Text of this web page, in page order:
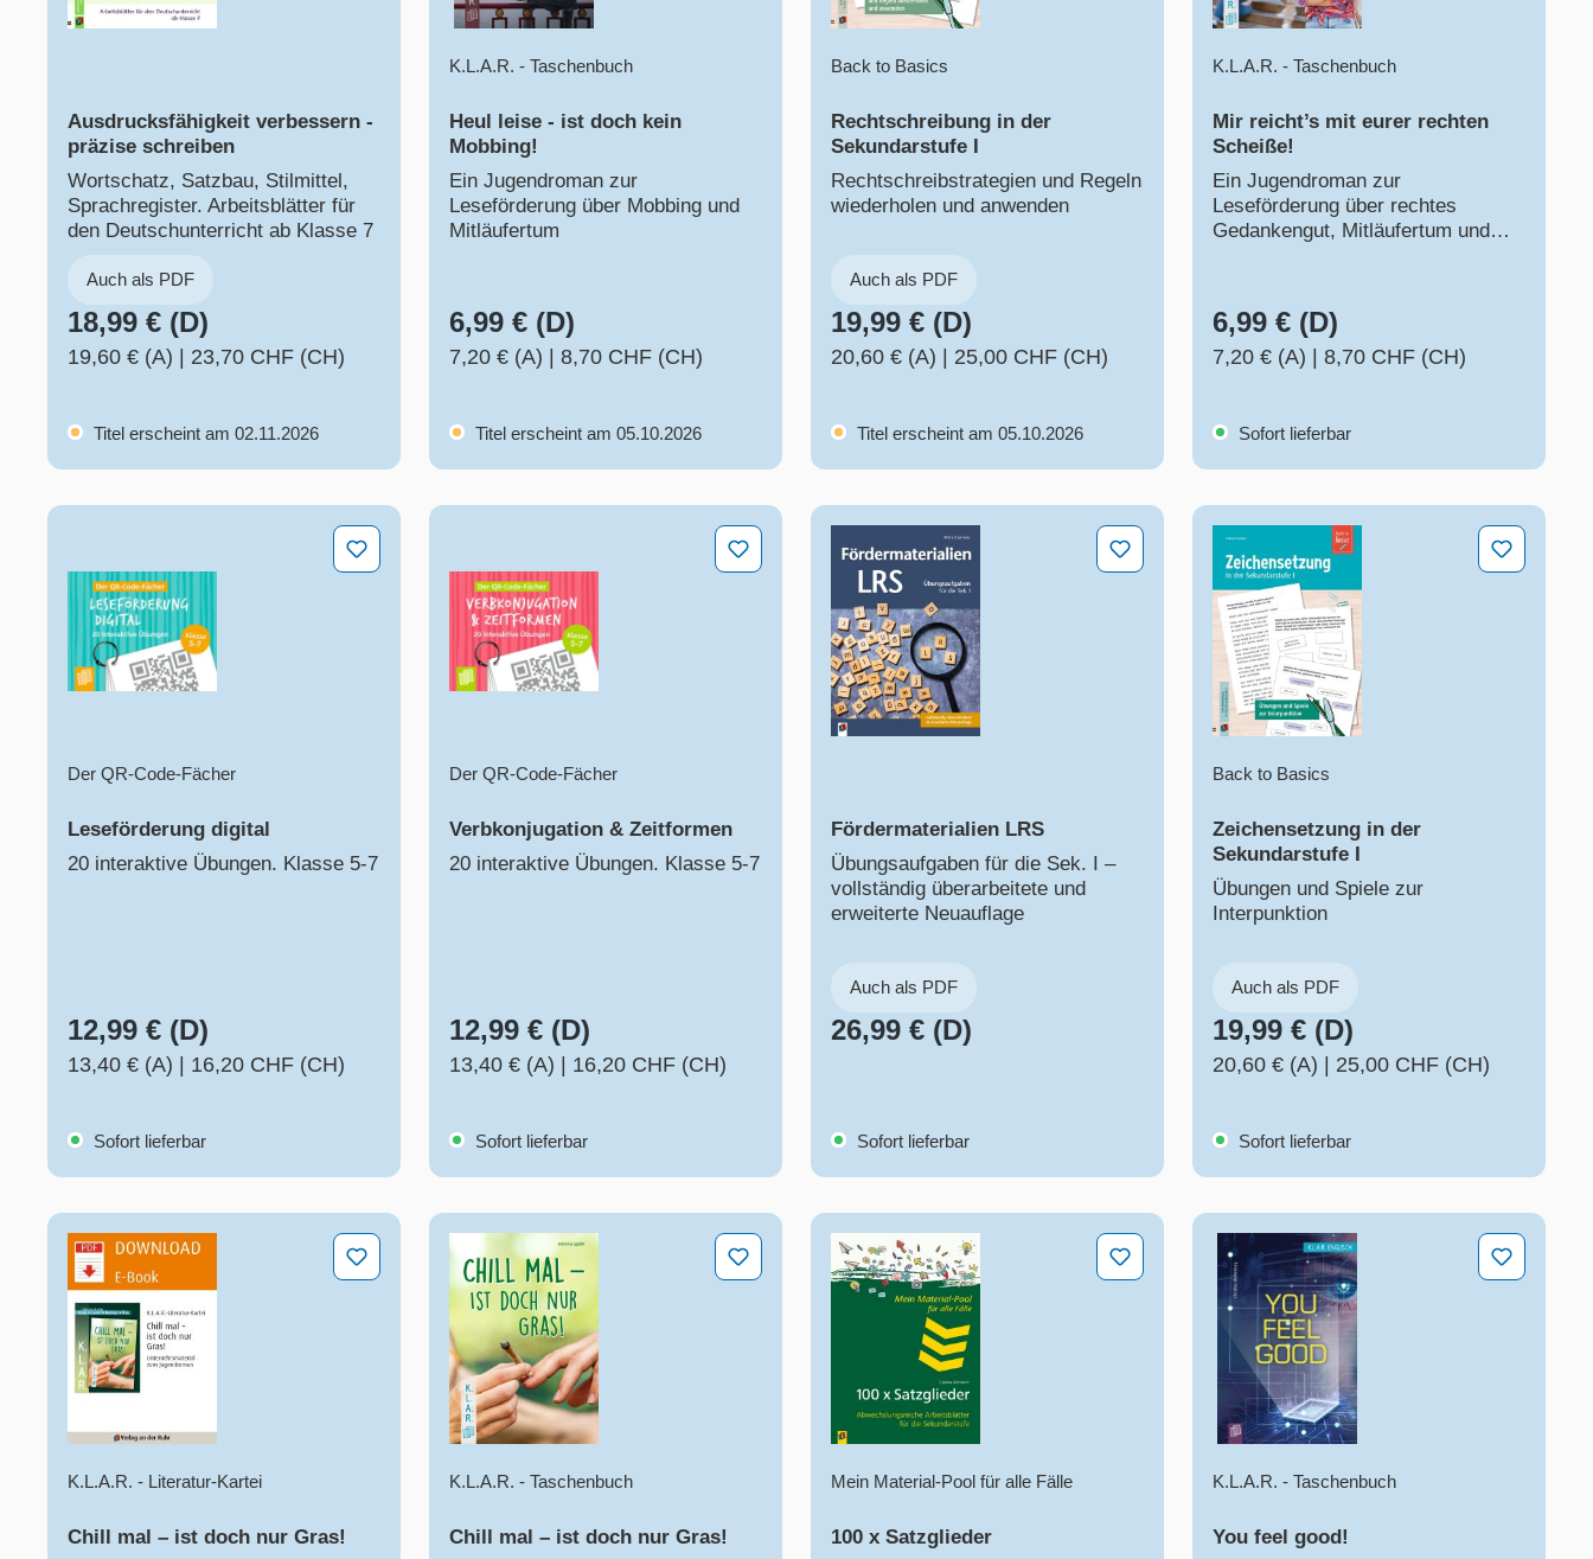
Ausdrucksfähigkeit verbessern -
präzise schreiben
Wortschatz, Satzbau, Stilmittel,
Sprachregister. Arbeitsblätter für
den Deutschunterricht ab Klasse 7
Auch als PDF
18,99 € (D)
19,60 € (A) 23,70 CHF (CH)
Titel erscheint am 02.11.2026
K.L.A.R. - Taschenbuch
Heul leise - ist doch kein
Mobbing!
Ein Jugendroman zur
Leseförderung über Mobbing und
Mitläufertum
6,99 € (D)
7,20 € (A) 8,70 CHF (CH)
Titel erscheint am 05.10.2026
Back to Basics
Rechtschreibung in der
Sekundarstufe I
Rechtschreibstrategien und Regeln
wiederholen und anwenden
Auch als PDF
19,99 € (D)
20,60 € (A) 25,00 CHF (CH)
Titel erscheint am 05.10.2026
K.L.A.R. - Taschenbuch
Mir reicht’s mit eurer rechten
Scheiße!
Ein Jugendroman zur
Leseförderung über rechtes
Gedankengut, Mitläufertum und
6,99 € (D)
7,20 € (A) 8,70 CHF (CH)
Sofort lieferbar
Der QR-Code-Fächer
Leseförderung digital
20 interaktive Übungen. Klasse 5-7
12,99 € (D)
13,40 € (A) 16,20 CHF (CH)
Sofort lieferbar
Verbkonjugation & Zeitformen
Der QR-Code-Fächer
Verbkonjugation & Zeitformen
20 interaktive Übungen. Klasse 5-7
12,99 € (D)
13,40 € (A) 16,20 CHF (CH)
Sofort lieferbar
Fördermaterialien LRS
Fördermaterialien LRS
Übungsaufgaben für die Sek. I –
vollständig überarbeitete und
erweiterte Neuauflage
Auch als PDF
26,99 € (D)
Sofort lieferbar
Zeichensetzung in der Sekundarstufe I
Back to Basics
Zeichensetzung in der
Sekundarstufe I
Übungen und Spiele zur
Interpunktion
Auch als PDF
19,99 € (D)
20,60 € (A) 25,00 CHF (CH)
Sofort lieferbar
Chill mal – ist doch nur Gras!
K.L.A.R. - Literatur-Kartei
Chill mal – ist doch nur Gras!
Chill mal – ist doch nur Gras!
K.L.A.R. - Taschenbuch
Chill mal – ist doch nur Gras!
100 x Satzglieder
Mein Material-Pool für alle Fälle
100 x Satzglieder
You feel good!
K.L.A.R. - Taschenbuch
You feel good!